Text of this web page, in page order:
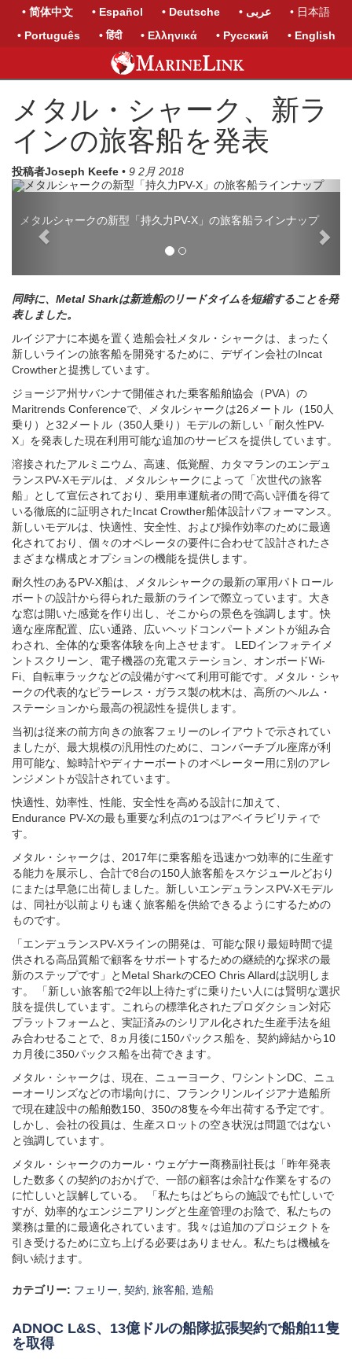
• 简体中文 • Español • Deutsche • عربى
• 日本語
• Português
• हिंदी • Ελληνικά • Русский • English
メタル・シャーク、新ラ
インの旅客船を発表
投稿者Joseph Keefe • 9 2月 2018
メタルシャークの新型「持久力PV-X」の旅客船ラインナップ
Previous Next
同時に、Metal Sharkは新造船のリードタイムを短縮することを発
表しました。
ルイジアナに本拠を置く造船会社メタル・シャークは、まったく
新しいラインの旅客船を開発するために、デザイン会社のIncat
Crowtherと提携しています。
ジョージア州サバンナで開催された乗客船舶協会（PVA）の
Maritrends Conferenceで、メタルシャークは26メートル（150人
乗り）と32メートル（350人乗り）モデルの新しい「耐久性PV-
X」を発表した現在利用可能な追加のサービスを提供しています。
溶接されたアルミニウム、高速、低覚醒、カタマランのエンデュ
ランスPV-Xモデルは、メタルシャークによって「次世代の旅客
船」として宣伝されており、乗用車運航者の間で高い評価を得て
いる徹底的に証明されたIncat Crowther船体設計パフォーマンス。
新しいモデルは、快適性、安全性、および操作効率のために最適
化されており、個々のオペレータの要件に合わせて設計されたさ
まざまな構成とオプションの機能を提供します。
耐久性のあるPV-X船は、メタルシャークの最新の軍用パトロール
ボートの設計から得られた最新のラインで際立っています。大き
な窓は開いた感覚を作り出し、そこからの景色を強調します。快
適な座席配置、広い通路、広いヘッドコンパートメントが組み合
わされ、全体的な乗客体験を向上させます。 LEDインフォテイメ
ントスクリーン、電子機器の充電ステーション、オンボードWi-
Fi、自転車ラックなどの設備がすべて利用可能です。メタル・シャ
ークの代表的なピラーレス・ガラス製の枕木は、高所のヘルム・
ステーションから最高の視認性を提供します。
当初は従来の前方向きの旅客フェリーのレイアウトで示されてい
ましたが、最大規模の汎用性のために、コンバーチブル座席が利
用可能な、鯨時計やディナーボートのオペレーター用に別のアレ
ンジメントが設計されています。
快適性、効率性、性能、安全性を高める設計に加えて、
Endurance PV-Xの最も重要な利点の1つはアベイラビリティで
す。
メタル・シャークは、2017年に乗客船を迅速かつ効率的に生産す
る能力を展示し、合計で8台の150人旅客船をスケジュールどおり
にまたは早急に出荷しました。新しいエンデュランスPV-Xモデル
は、同社が以前よりも速く旅客船を供給できるようにするための
ものです。
「エンデュランスPV-Xラインの開発は、可能な限り最短時間で提
供される高品質船で顧客をサポートするための継続的な探求の最
新のステップです」とMetal SharkのCEO Chris Allardは説明しま
す。 「新しい旅客船で2年以上待たずに乗りたい人には賢明な選択
肢を提供しています。これらの標準化されたプロダクション対応
プラットフォームと、実証済みのシリアル化された生産手法を組
み合わせることで、8ヵ月後に150パックス船を、契約締結から10
カ月後に350パックス船を出荷できます。
メタル・シャークは、現在、ニューヨーク、ワシントンDC、ニュ
ーオーリンズなどの市場向けに、フランクリンルイジアナ造船所
で現在建設中の船舶数150、350の8隻を今年出荷する予定です。
しかし、会社の役員は、生産スロットの空き状況は問題ではない
と強調しています。
メタル・シャークのカール・ウェゲナー商務副社長は「昨年発表
した数多くの契約のおかげで、一部の顧客は余計な作業をするの
に忙しいと誤解している。 「私たちはどちらの施設でも忙しいで
すが、効率的なエンジニアリングと生産管理のお陰で、私たちの
業務は量的に最適化されています。我々は追加のプロジェクトを
引き受けるために立ち上げる必要はありません。私たちは機械を
飼い続けます。
カテゴリー: フェリー 契約 旅客船 造船
ADNOC L&S、13億ドルの船隊拡張契約で船舶11隻
を取得